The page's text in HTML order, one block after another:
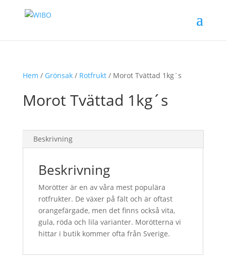
Hem / Grönsak/ Rotfrukt/ Morot Tvättad 1kg´s
Morot Tvättad 1kg´s
Beskrivning
Beskrivning
Morötter är en av våra mest populära
rotfrukter. De växer på fält och är oftast
orangefärgade, men det finns också vita,
gula, röda och lila varianter. Morötterna vi
hittar i butik kommer ofta från Sverige.